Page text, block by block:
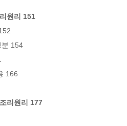
원리 151
분 154
166
리원리 177